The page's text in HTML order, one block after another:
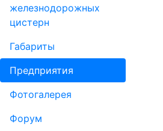
же­лезно­дорожных
цистерн
Габариты
Пред­прия­тия
Фо­то­га­ле­рея
Форум